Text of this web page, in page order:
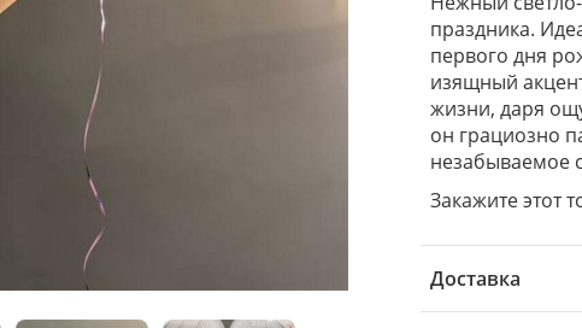
праздника.
первого дня
изящный
жизни, даря
он грациозно
незабываемое
Закажите этот
Доставка